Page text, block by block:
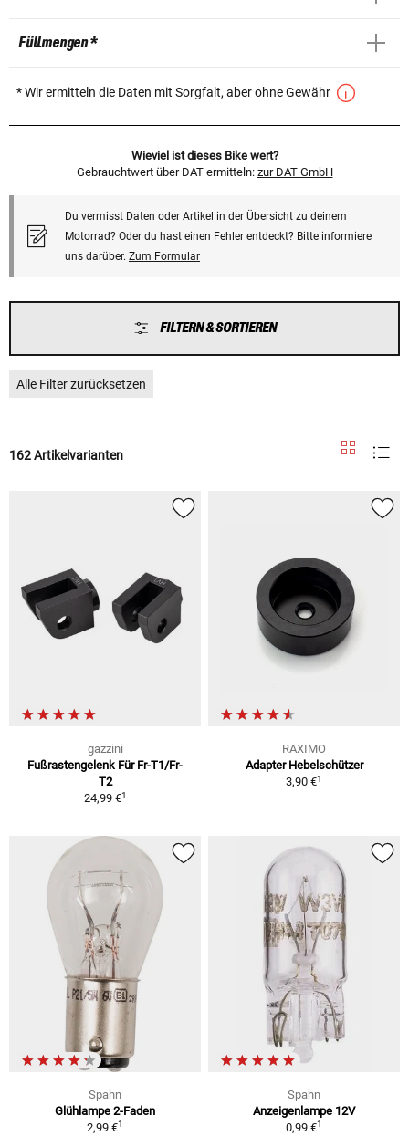
Füllmengen *
* Wir ermitteln die Daten mit Sorgfalt, aber ohne Gewähr
Wieviel ist dieses Bike wert?
Gebrauchtwert über DAT ermitteln: zur DAT GmbH
Du vermisst Daten oder Artikel in der Übersicht zu deinem
Motorrad? Oder du hast einen Fehler entdeckt? Bitte informiere
uns darüber. Zum Formular
FILTERN & SORTIEREN
Alle Filter zurücksetzen
162 Artikelvarianten
gazzini
Fußrastengelenk Für Fr-T1/Fr-
T2
24,99 €1
RAXIMO
Adapter Hebelschützer
3,90 €1
Spahn
Glühlampe 2-Faden
2,99 €1
Spahn
Anzeigenlampe 12V
0,99 €1